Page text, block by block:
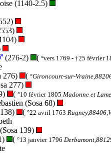
(1140-2.5)
(276-2) ( °vers 1769 - †25 février
276) ( °Gironcourt-sur-
277)
( °10 février 1805 Madonne et
(Sosa 68)
( °22 avril 1763
139)
( °13 janvier 1796